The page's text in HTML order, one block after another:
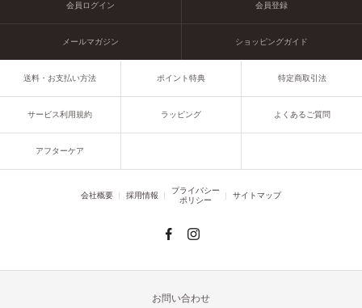
会員ログイン 会員登録
メールマガジン ショッピングガイド
送料・お支払い方法 ポイント特典 特定商取引法
サービス利用規約 ラッピング よくあるご質問
アフターケア
会社概要 採用情報
プライバシー
ポリシー
サイトマップ
お問い合わせ